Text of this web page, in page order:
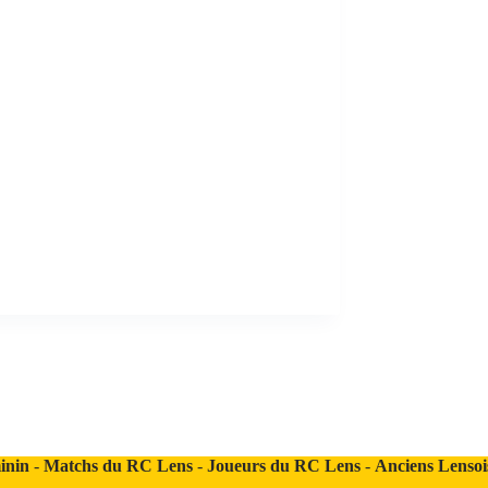
- Matchs du RC Lens- Joueurs du RC Lens- Anciens